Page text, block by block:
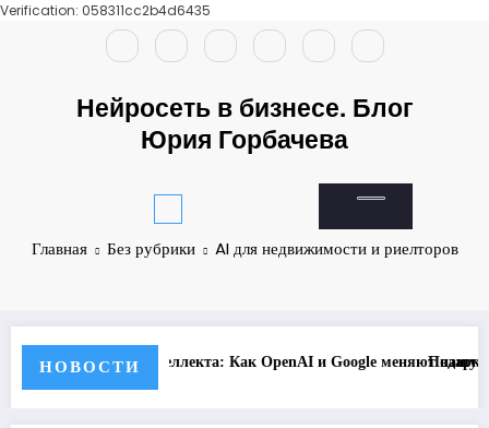
Verification: 058311cc2b4d6435
Нейросеть в бизнесе. Блог
Юрия Горбачева
Главная Без рубрики AI для недвижимости и риелторов
НОВОСТИ
OpenAI и Google меняют нашу реальность с инновациями и
Подарки без стресса: как ИИ поможет